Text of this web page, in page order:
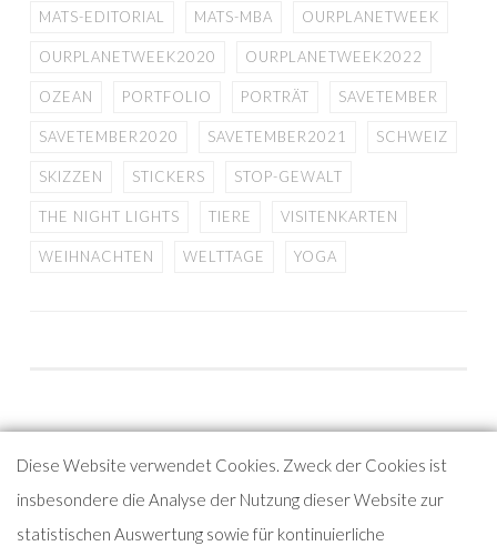
MATS-EDITORIAL MATS-MBA OURPLANETWEEK
OURPLANETWEEK2020 OURPLANETWEEK2022
OZEAN PORTFOLIO PORTRÄT SAVETEMBER
SAVETEMBER2020 SAVETEMBER2021 SCHWEIZ
SKIZZEN STICKERS STOP-GEWALT
THE NIGHT LIGHTS TIERE VISITENKARTEN
WEIHNACHTEN WELTTAGE YOGA
Diese Website verwendet Cookies. Zweck der Cookies ist
insbesondere die Analyse der Nutzung dieser Website zur
statistischen Auswertung sowie für kontinuierliche